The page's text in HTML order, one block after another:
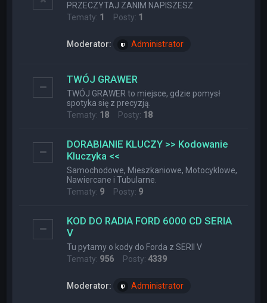
PRZECZYTAJ ZANIM NAPISZESZ
Tematy: 1 Posty: 1
Moderator: Administrator
TWÓJ GRAWER
TWÓJ GRAWER to miejsce, gdzie pomysł
spotyka się z precyzją.
Tematy: 18 Posty: 18
DORABIANIE KLUCZY >> Kodowanie
Kluczyka <<
Samochodowe, Mieszkaniowe, Motocyklowe,
Nawiercane i Tubularne.
Tematy: 9 Posty: 9
KOD DO RADIA FORD 6000 CD SERIA
V
Tu pytamy o kody do Forda z SERII V
Tematy: 956 Posty:4339
Moderator: Administrator